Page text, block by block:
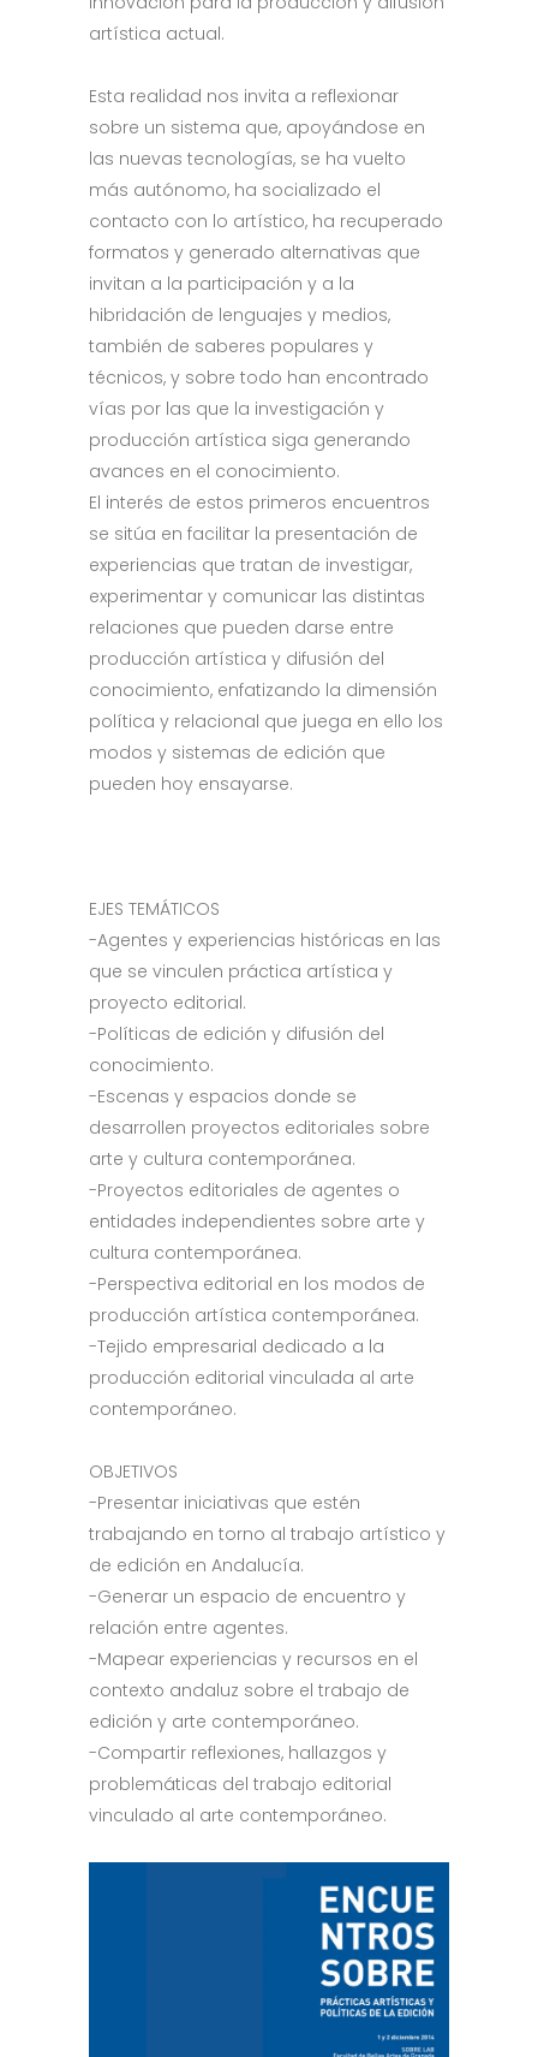
artística actual.
Esta realidad nos invita a reflexionar
sobre un sistema que, apoyándose en
las nuevas tecnologías, se ha vuelto
más autónomo, ha socializado el
contacto con lo artístico, ha recuperado
formatos y generado alternativas que
invitan a la participación y a la
hibridación de lenguajes y medios,
también de saberes populares y
técnicos, y sobre todo han encontrado
vías por las que la investigación y
producción artística siga generando
avances en el conocimiento.
El interés de estos primeros encuentros
se sitúa en facilitar la presentación de
experiencias que tratan de investigar,
experimentar y comunicar las distintas
relaciones que pueden darse entre
producción artística y difusión del
conocimiento, enfatizando la dimensión
política y relacional que juega en ello los
modos y sistemas de edición que
pueden hoy ensayarse.
EJES TEMÁTICOS
-Agentes y experiencias históricas en las
que se vinculen práctica artística y
proyecto editorial.
-Políticas de edición y difusión del
conocimiento.
-Escenas y espacios donde se
desarrollen proyectos editoriales sobre
arte y cultura contemporánea.
-Proyectos editoriales de agentes o
entidades independientes sobre arte y
cultura contemporánea.
-Perspectiva editorial en los modos de
producción artística contemporánea.
-Tejido empresarial dedicado a la
producción editorial vinculada al arte
contemporáneo.
OBJETIVOS
-Presentar iniciativas que estén
trabajando en torno al trabajo artístico y
de edición en Andalucía.
-Generar un espacio de encuentro y
relación entre agentes.
-Mapear experiencias y recursos en el
contexto andaluz sobre el trabajo de
edición y arte contemporáneo.
-Compartir reflexiones, hallazgos y
problemáticas del trabajo editorial
vinculado al arte contemporáneo.